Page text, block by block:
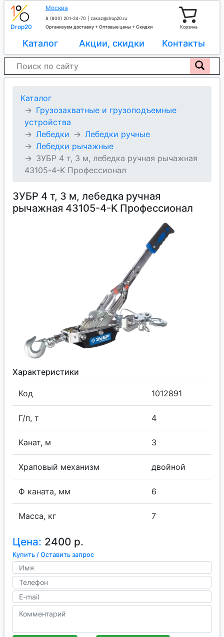
Drop20
Москва
8 (800) 201-24-70
zakaz@drop20.ru
Организуем доставку + Оптовые цены + Скидки
Корзина
Каталог Акции, скидки Контакты
Каталог
Грузозахватные и грузоподъемные
устройства
Лебедки
Лебедки ручные
Лебедки рычажные
ЗУБР 4 т, 3 м, лебедка ручная рычажная
43105-4-K Профессионал
ЗУБР 4 т, 3 м, лебедка ручная
рычажная 43105-4-K Профессионал
Характеристики
Код 1012891
Г/п, т 4
Канат, м 3
Храповый механизм двойной
Ф каната, мм 6
Масса, кг 7
Цена: 2400 р.
Купить / Оставить запрос